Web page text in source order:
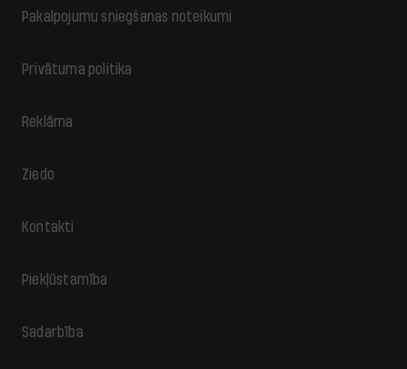
Pakalpojumu sniegšanas noteikumi
Privātuma politika
Reklāma
Ziedo
Kontakti
Piekļūstamība
Sadarbība